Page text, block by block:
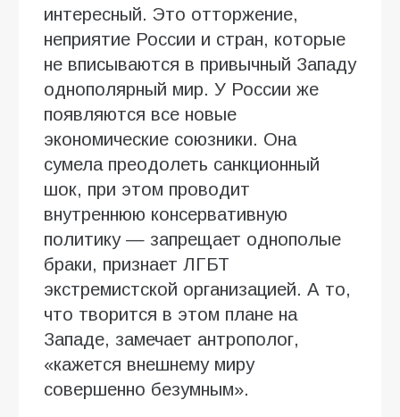
интересный. Это отторжение,
неприятие России и стран, которые
не вписываются в привычный Западу
однополярный мир. У России же
появляются все новые
экономические союзники. Она
сумела преодолеть санкционный
шок, при этом проводит
внутреннюю консервативную
политику — запрещает однополые
браки, признает ЛГБТ
экстремистской организацией. А то,
что творится в этом плане на
Западе, замечает антрополог,
«кажется внешнему миру
совершенно безумным».